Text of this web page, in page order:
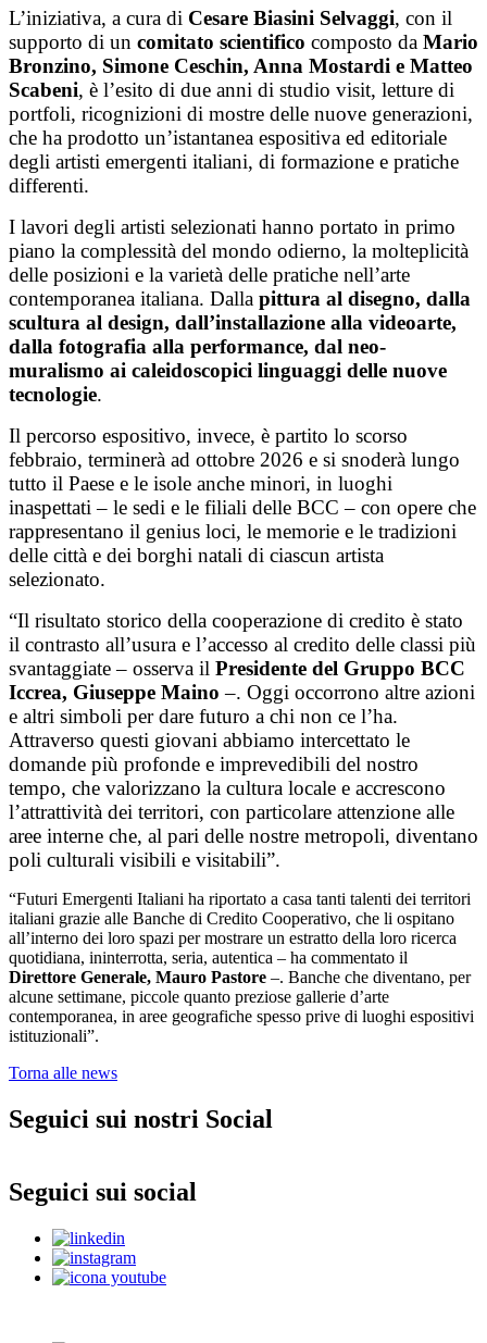
L’iniziativa, a cura di Cesare Biasini Selvaggi, con il
supporto di un comitato scientifico composto da Mario
Bronzino, Simone Ceschin, Anna Mostardi e Matteo
Scabeni, è l’esito di due anni di studio visit, letture di
portfoli, ricognizioni di mostre delle nuove generazioni,
che ha prodotto un’istantanea espositiva ed editoriale
degli artisti emergenti italiani, di formazione e pratiche
differenti.
I lavori degli artisti selezionati hanno portato in primo
piano la complessità del mondo odierno, la molteplicità
delle posizioni e la varietà delle pratiche nell’arte
contemporanea italiana. Dalla pittura al disegno, dalla
scultura al design, dall’installazione alla videoarte,
dalla fotografia alla performance, dal neo-
muralismo ai caleidoscopici linguaggi delle nuove
tecnologie.
Il percorso espositivo, invece, è partito lo scorso
febbraio, terminerà ad ottobre 2026 e si snoderà lungo
tutto il Paese e le isole anche minori, in luoghi
inaspettati – le sedi e le filiali delle BCC – con opere che
rappresentano il genius loci, le memorie e le tradizioni
delle città e dei borghi natali di ciascun artista
selezionato.
“Il risultato storico della cooperazione di credito è stato
il contrasto all’usura e l’accesso al credito delle classi più
svantaggiate – osserva il Presidente del Gruppo BCC
Iccrea, Giuseppe Maino –. Oggi occorrono altre azioni
e altri simboli per dare futuro a chi non ce l’ha.
Attraverso questi giovani abbiamo intercettato le
domande più profonde e imprevedibili del nostro
tempo, che valorizzano la cultura locale e accrescono
l’attrattività dei territori, con particolare attenzione alle
aree interne che, al pari delle nostre metropoli, diventano
poli culturali visibili e visitabili”.
“Futuri Emergenti Italiani ha riportato a casa tanti talenti dei territori
italiani grazie alle Banche di Credito Cooperativo, che li ospitano
all’interno dei loro spazi per mostrare un estratto della loro ricerca
quotidiana, ininterrotta, seria, autentica – ha commentato il
Direttore Generale, Mauro Pastore –. Banche che diventano, per
alcune settimane, piccole quanto preziose gallerie d’arte
contemporanea, in aree geografiche spesso prive di luoghi espositivi
istituzionali”.
Torna alle news
Seguici sui nostri Social
Seguici sui social